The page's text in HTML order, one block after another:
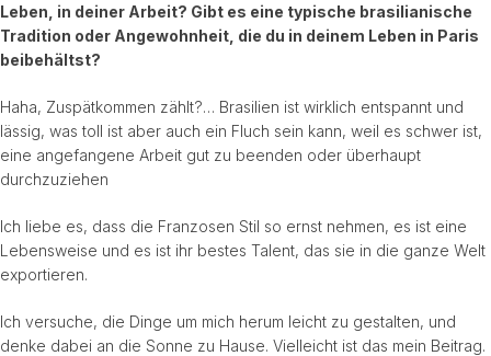
Leben, in deiner Arbeit? Gibt es eine typische brasilianische
Tradition oder Angewohnheit, die du in deinem Leben in Paris
beibehältst?
Haha, Zuspätkommen zählt?… Brasilien ist wirklich entspannt und
lässig, was toll ist aber auch ein Fluch sein kann, weil es schwer ist,
eine angefangene Arbeit gut zu beenden oder überhaupt
durchzuziehen
Ich liebe es, dass die Franzosen Stil so ernst nehmen, es ist eine
Lebensweise und es ist ihr bestes Talent, das sie in die ganze Welt
exportieren.
Ich versuche, die Dinge um mich herum leicht zu gestalten, und
denke dabei an die Sonne zu Hause. Vielleicht ist das mein Beitrag.